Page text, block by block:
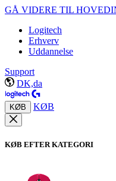
GÅ VIDERE TIL
Logitech
Erhverv
Uddannelse
Support
DK,da
KØB KØB
KØB EFTER KATEGORI